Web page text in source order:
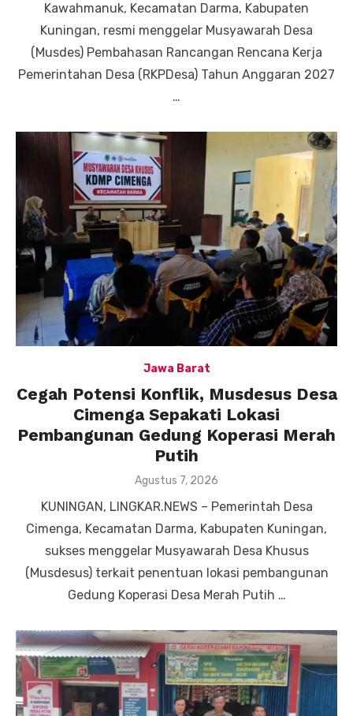
Kawahmanuk, Kecamatan Darma, Kabupaten
Kuningan, resmi menggelar Musyawarah Desa
(Musdes) Pembahasan Rancangan Rencana Kerja
Pemerintahan Desa (RKPDesa) Tahun Anggaran 2027
…
Jawa Barat
Cegah Potensi Konflik, Musdesus Desa
Cimenga Sepakati Lokasi
Pembangunan Gedung Koperasi Merah
Putih
Posted
Agustus 7, 2026
KUNINGAN, LINGKAR.NEWS – Pemerintah Desa
Cimenga, Kecamatan Darma, Kabupaten Kuningan,
sukses menggelar Musyawarah Desa Khusus
(Musdesus) terkait penentuan lokasi pembangunan
Gedung Koperasi Desa Merah Putih …